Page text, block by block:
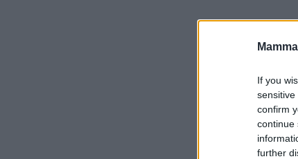
If you
confirm
continue
further